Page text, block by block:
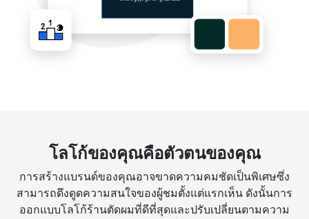
โลโก้ของคุณคือตัวตนของคุณ
การสร้างแบรนด์ของคุณอาจขาดความคมชัดเป็นพิเศษซึ่ง
สามารถดึงดูดความสนใจของผู้ชมตั้งแต่แรกเห็น ดังนั้นการ
ออกแบบโลโก้ร้านตัดผมที่ดีที่สุดและปรับเปลี่ยนตามความ